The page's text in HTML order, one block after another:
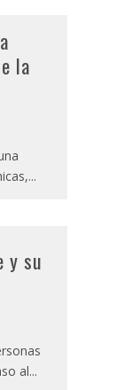
la
...
y su
al...